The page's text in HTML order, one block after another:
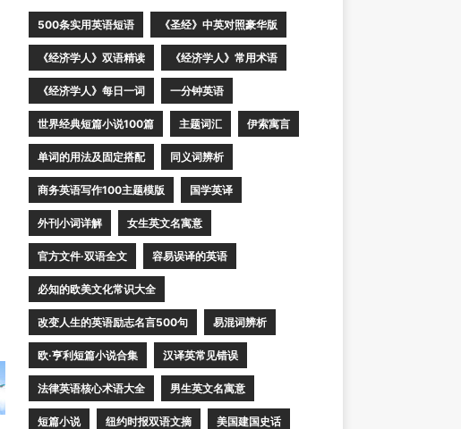
500条实用英语短语 《圣经》中英对照豪华版
《经济学人》双语精读 《经济学人》常用术语
《经济学人》每日一词 一分钟英语
世界经典短篇小说100篇 主题词汇 伊索寓言
单词的用法及固定搭配 同义词辨析
商务英语写作100主题模版 国学英译
外刊小词详解 女生英文名寓意
官方文件·双语全文 容易误译的英语
必知的欧美文化常识大全
改变人生的英语励志名言500句 易混词辨析
欧·亨利短篇小说合集 汉译英常见错误
法律英语核心术语大全 男生英文名寓意
短篇小说 纽约时报双语文摘 美国建国史话